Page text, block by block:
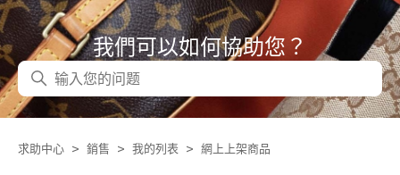
我們可以如何協助您？
搜尋
求助中心 銷售 我的列表 網上上架商品